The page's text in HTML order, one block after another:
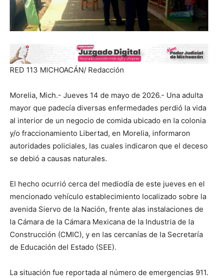
RED 113 MICHOACÁN/ Redacción
Morelia, Mich.- Jueves 14 de mayo de 2026.- Una adulta
mayor que padecía diversas enfermedades perdió la vida
al interior de un negocio de comida ubicado en la colonia
y/o fraccionamiento Libertad, en Morelia, informaron
autoridades policiales, las cuales indicaron que el deceso
se debió a causas naturales.
El hecho ocurrió cerca del mediodía de este jueves en el
mencionado vehículo establecimiento localizado sobre la
avenida Siervo de la Nación, frente alas instalaciones de
la Cámara de la Cámara Mexicana de la Industria de la
Construcción (CMIC), y en las cercanías de la Secretaría
de Educación del Estado (SEE).
La situación fue reportada al número de emergencias 911.